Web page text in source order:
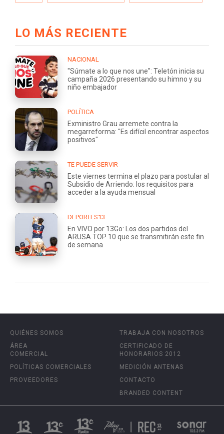
LO MÁS RECIENTE
NACIONAL
"Súmate a lo que nos une": Teletón inicia su
campaña 2026 presentando su himno y su
niño embajador
POLÍTICA
Exministro Grau arremete contra la
megarreforma: "Es difícil encontrar aspectos
positivos"
TE PUEDE SERVIR
Este viernes termina el plazo para postular al
Subsidio de Arriendo: los requisitos para
acceder a la ayuda mensual
DEPORTES13
En VIVO por 13Go: Los dos partidos del
ARUSA TOP 10 que se transmitirán este fin
de semana
QUIÉNES SOMOS
ÁREA
COMERCIAL
POLÍTICAS COMERCIALES
PROVEEDORES
TRABAJA CON NOSOTROS
CERTIFICADO DE
HONORARIOS 2012
MEDICIÓN ANTENAS
CONTACTO
BRANDED CONTENT